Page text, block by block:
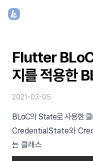
Flutter
지를 적용한
2021-03-05
BLoC의 State로 사용한
CredentialState와
는 클래스